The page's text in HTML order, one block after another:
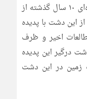
در این مطالعات و در تصاویر ماهواره‌ای ۱۰ سال گذشته از
این دشت با پدیده
اخیر و ظرف
درگیر این پدیده
در این دشت